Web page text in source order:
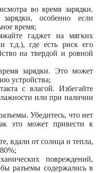
во время зарядки.
особенно если
время;
гаджет на мягких
т.д.), где есть риск его
на твердой и ровной
зарядки. Это может
устройства;
с влагой. Избегайте
или при наличии
Убедитесь, что нет
это может привести к
вдали от солнца и тепла,
повреждений,
разъемы содержались в